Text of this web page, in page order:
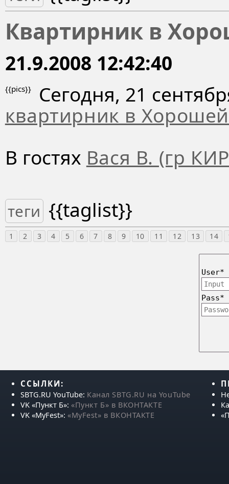
Квартирник в
21.9.2008 12:42:40
{{pics}}
Сегодня, 21
квартирник в
В гостях Вася В. (гр
теги{{taglist}}
1 2 3 4 5 6 7 8 9 10 11 12 13 14
User*
Pass*
ССЫЛКИ:
SBTG.RU YouTube: Канал SBTG.RU на YouTube
VK «Пункт Б»: «Пункт Б» в ВКОНТАКТЕ
VK «MyFest»: «MyFest» в ВКОНТАКТЕ